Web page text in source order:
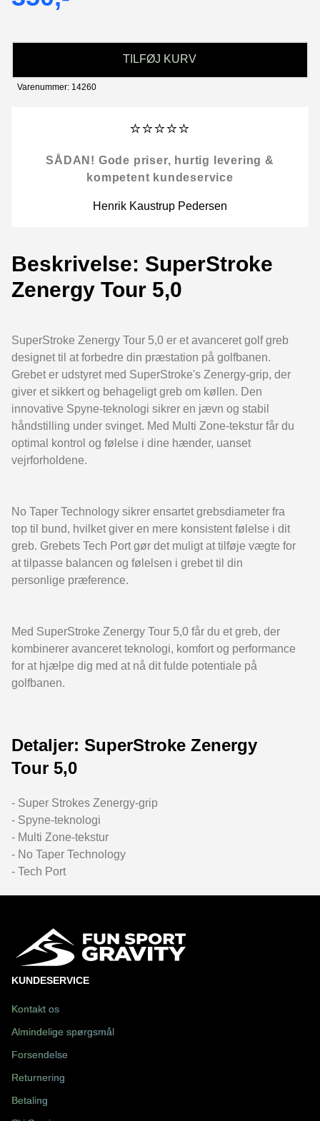
TILFØJ KURV
Varenummer: 14260
⭐⭐⭐⭐⭐
SÅDAN! Gode priser, hurtig levering &
kompetent kundeservice
Henrik Kaustrup Pedersen
Beskrivelse: SuperStroke
Zenergy Tour 5,0
SuperStroke Zenergy Tour 5,0 er et avanceret golf greb
designet til at forbedre din præstation på golfbanen.
Grebet er udstyret med SuperStroke's Zenergy-grip, der
giver et sikkert og behageligt greb om køllen. Den
innovative Spyne-teknologi sikrer en jævn og stabil
håndstilling under svinget. Med Multi Zone-tekstur får du
optimal kontrol og følelse i dine hænder, uanset
vejrforholdene.
No Taper Technology sikrer ensartet grebsdiameter fra
top til bund, hvilket giver en mere konsistent følelse i dit
greb. Grebets Tech Port gør det muligt at tilføje vægte for
at tilpasse balancen og følelsen i grebet til din
personlige præference.
Med SuperStroke Zenergy Tour 5,0 får du et greb, der
kombinerer avanceret teknologi, komfort og performance
for at hjælpe dig med at nå dit fulde potentiale på
golfbanen.
Detaljer: SuperStroke Zenergy
Tour 5,0
- Super Strokes Zenergy-grip
- Spyne-teknologi
- Multi Zone-tekstur
- No Taper Technology
- Tech Port
KUNDESERVICE
Kontakt os
Almindelige spørgsmål
Forsendelse
Returnering
Betaling